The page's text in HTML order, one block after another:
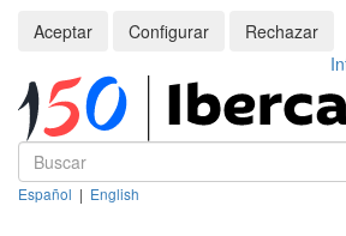
Aceptar
Configurar
Rechazar
Español | English